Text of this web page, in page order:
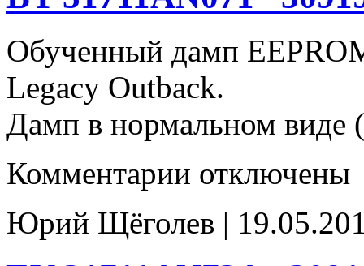
Обученный дамп
Legacy Outback.
Дамп в нормальном виде
Комментарии записи
30919AB021
93c66
отключены
Юрий Щёголев |